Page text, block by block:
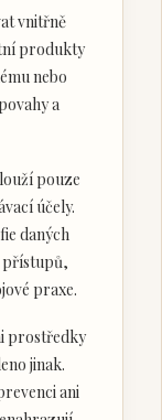
vnitřně
produkty
nebo
a
pouze
účely.
daných
přístupů,
praxe.
prostředky
jinak.
ani